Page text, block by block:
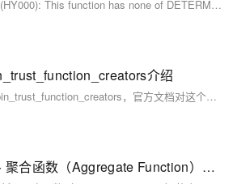
MySQL：ERROR 1418 (HY000): This function has none of DETERMINISTIC, NO SQL, or READS SQL DATA
介绍
MySQL的有个参数log_bin_trust_function_creators，官方文档对这个参数的介绍、解释如下所示： log_bin_trust_function_creators Command-Line Format --log-bin-trust-function...
MySQL · 源码分析 · 聚合函数（Aggregate Function）的实现过程